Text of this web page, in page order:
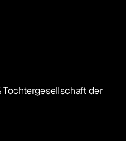
Tochtergesellschaft der